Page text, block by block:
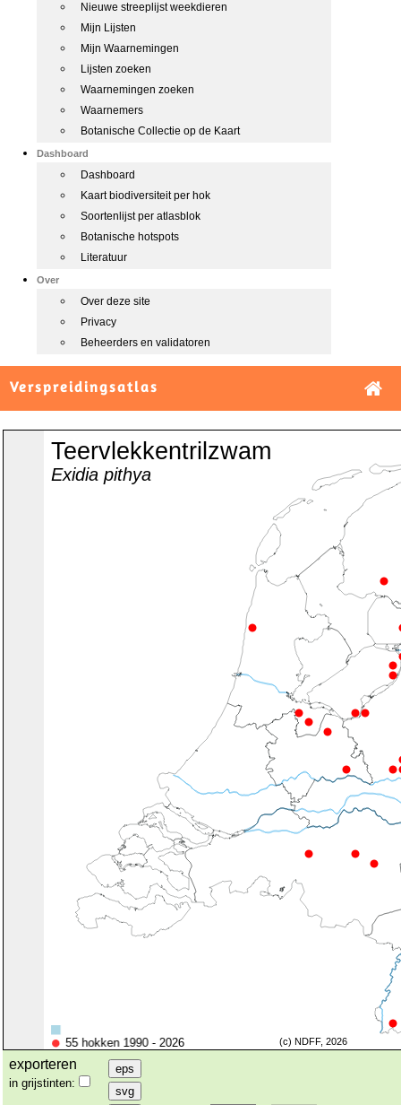
Nieuwe streeplijst weekdieren
Mijn Lijsten
Mijn Waarnemingen
Lijsten zoeken
Waarnemingen zoeken
Waarnemers
Botanische Collectie op de Kaart
Dashboard
Dashboard
Kaart biodiversiteit per hok
Soortenlijst per atlasblok
Botanische hotspots
Literatuur
Over
Over deze site
Privacy
Beheerders en validatoren
Verspreidingsatlas